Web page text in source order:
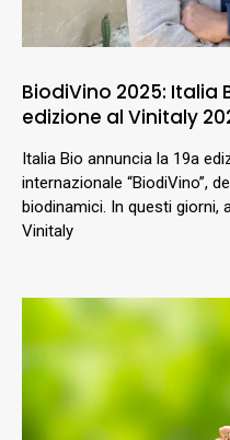
BiodiVino 2025: Italia
edizione al Vinitaly
Italia Bio annuncia la 19a
internazionale “BiodiVino”,
biodinamici. In questi giorni,
Vinitaly